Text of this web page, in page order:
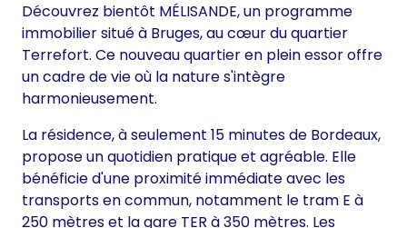
Découvrez bientôt MÉLISANDE, un programme
immobilier situé à Bruges, au cœur du quartier
Terrefort. Ce nouveau quartier en plein essor offre
un cadre de vie où la nature s'intègre
harmonieusement.
La résidence, à seulement 15 minutes de Bordeaux,
propose un quotidien pratique et agréable. Elle
bénéficie d'une proximité immédiate avec les
transports en commun, notamment le tram E à
250 mètres et la gare TER à 350 mètres. Les